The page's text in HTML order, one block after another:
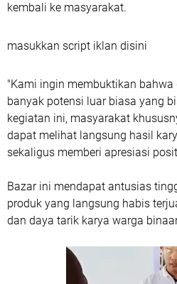
kembali ke masyarakat.
masukkan script iklan disini
"Kami ingin membuktikan
banyak potensi luar biasa yang
kegiatan ini, masyarakat
dapat melihat langsung hasil
sekaligus memberi apresiasi
Bazar ini mendapat antusias
produk yang langsung habis
dan daya tarik karya warga